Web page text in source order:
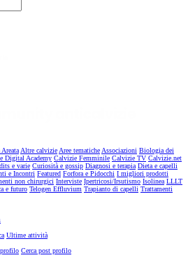
Altre calvizieAree tematicheAssociazioni Biologia dei
Digital Academy Calvizie Femminile Calvizie TV Calvizie.net
e varie Curiosità e gossip Diagnosi e terapia Dieta e capelli
e Incontri Featured Forfora e Pidocchi I migliori prodotti
non chirurgici Interviste Ipertricosi/Irsutismo Isolinea LLLT
e futuro Telogen Effluvium Trapianto di capelli Trattamenti
Ultime attività
Cerca post profilo